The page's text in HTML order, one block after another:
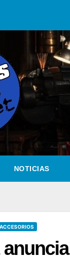
NOTICIAS